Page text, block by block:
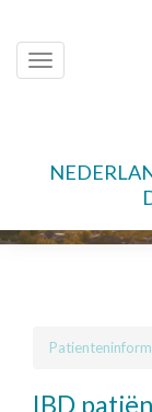
naar
Toggle
IBD